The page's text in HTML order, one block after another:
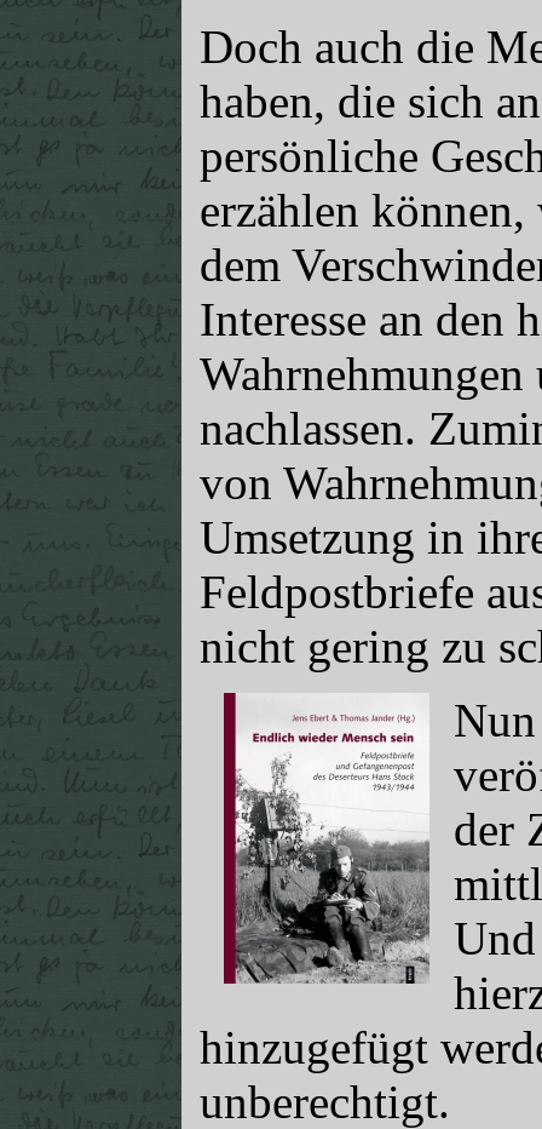
Doch auch die
haben, die sich
persönliche
erzählen
dem
Interesse an den
nachlassen.
von
Umsetzung in
Feldpostbriefe
nicht gering zu
der
hinzugefügt
unberechtigt.